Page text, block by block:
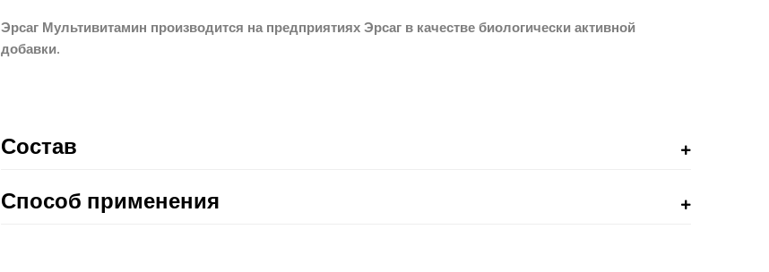
Эрсаг Мультивитамин производится на предприятиях Эрсаг в качестве биологически активной
добавки.
Состав
Способ применения